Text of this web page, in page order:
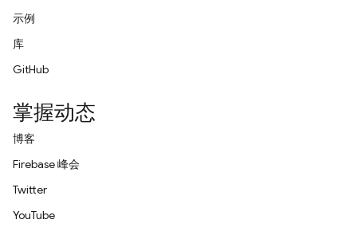
示例
库
GitHub
掌握动态
博客
Firebase 峰会
Twitter
YouTube